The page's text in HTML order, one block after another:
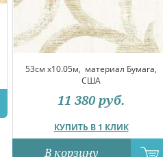
53см x10.05м, материал Бумага,
США
КУПИТЬ В 1 КЛИК
11 380 руб.
В корзину